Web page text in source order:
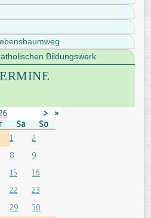
Bildungswerk
> »
Sa
So
1
2
8
9
15
16
22
23
29
30